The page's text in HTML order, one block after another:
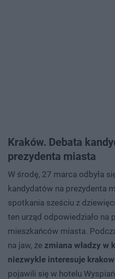
Kraków. Debata
prezydenta miasta
W środę, 27 marca odbyła
kandydatów na prezydenta
spotkania sześciu z
ten urząd odpowiedziało na
mieszkańców miasta.
na jaw, że zmiana władzy w
niezwykle interesuje
pojawili się w hotelu